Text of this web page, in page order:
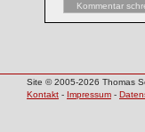
Kommentar
Site © 2005-2026 Thomas
Kontakt - Impressum -